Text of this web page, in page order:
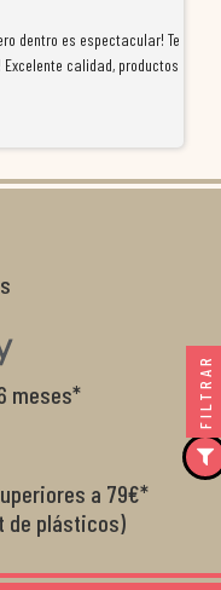
dentro es espectacular! Te
calidad, productos
meses*
a 79€*
de plásticos)
FILTRAR